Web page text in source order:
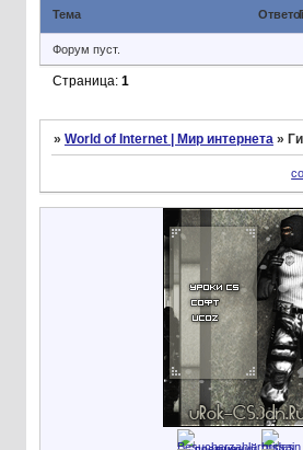
Тема
Форум пуст.
Страница: 1
» World of Internet | Мир интернета »